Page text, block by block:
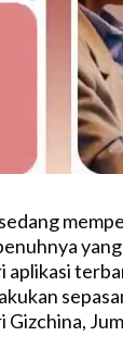
aplikasi
Gizchina,